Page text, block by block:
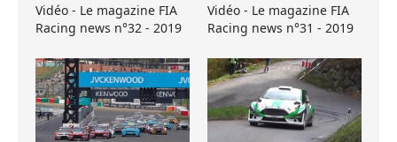
Vidéo - Le magazine FIA
Racing news n°32 - 2019
Vidéo - Le magazine FIA
Racing news n°31 - 2019